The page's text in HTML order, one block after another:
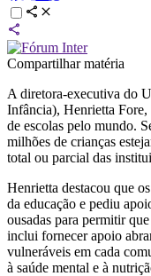
Compartilhar matéria
A diretora-executiva do
Infância), Henrietta Fore,
de escolas pelo mundo.
milhões de crianças
total ou parcial das
Henrietta destacou que
da educação e pediu
ousadas para permitir
inclui fornecer apoio
vulneráveis em cada
à saúde mental e à